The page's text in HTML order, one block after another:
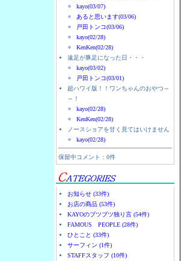
kayo(03/07)
あると思います(03/06)
戸田トンコ(03/06)
kayo(02/28)
KenKen(02/28)
遠足が豚足になった日・・・
kayo(03/02)
戸田トンコ(03/01)
超ハワイ版！！ワンちゃんのおやつ～
～！
kayo(02/28)
KenKen(02/28)
ノースショアを甘く見てはいけません
kayo(02/28)
保留中コメント：0件
お知らせ (33件)
お店の商品 (53件)
KAYOのブツブツ独り言 (54件)
FAMOUS PEOPLE (28件)
ひとこと (33件)
サーフィン (1件)
STAFFスタッフ (10件)